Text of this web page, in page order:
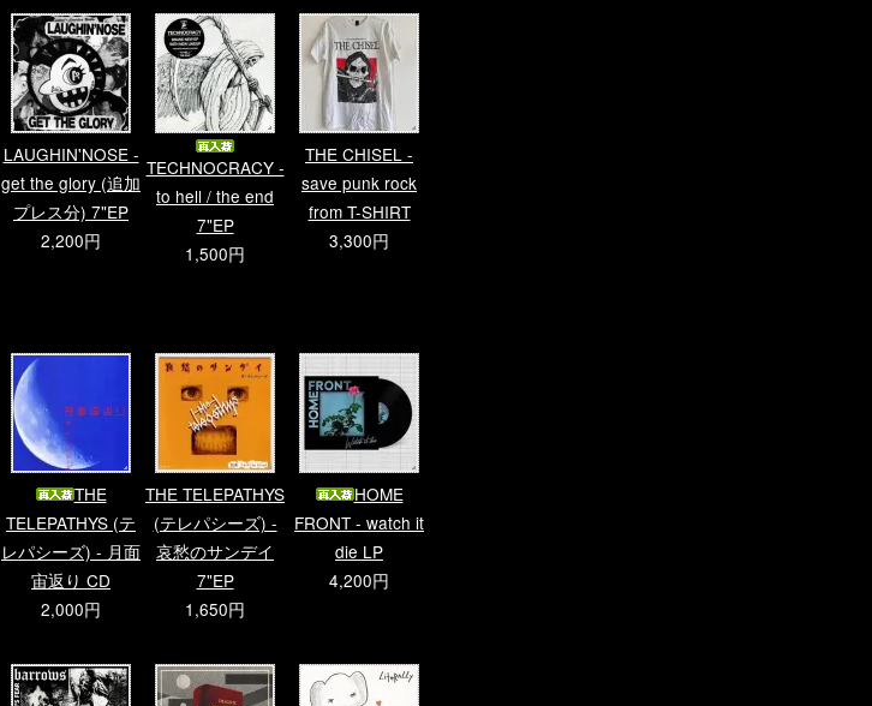
LAUGHIN'NOSE -
get the glory (追加
プレス分) 7"EP
2,200円
TECHNOCRACY -
to hell / the end
7"EP
1,500円
THE CHISEL -
save punk rock
from T-SHIRT
3,300円
THE
TELEPATHYS (テ
レパシーズ) - 月面
宙返り CD
2,000円
THE TELEPATHYS
(テレパシーズ) -
哀愁のサンデイ
7"EP
1,650円
HOME
FRONT - watch it
die LP
4,200円